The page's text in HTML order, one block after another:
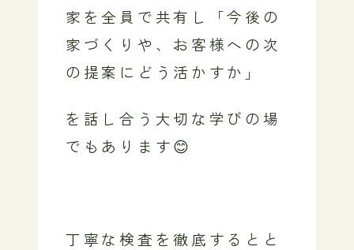
家を全員で共有し「今後の
家づくりや、お客様への次
の提案にどう活かすか」
を話し合う大切な学びの場
でもあります😊
丁寧な検査を徹底するとと